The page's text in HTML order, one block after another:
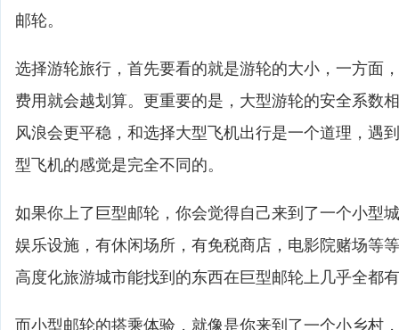
邮轮。
选择游轮旅行，首先要看的就是游轮的大小，一方面
费用就会越划算。更重要的是，大型游轮的安全系数
风浪会更平稳，和选择大型飞机出行是一个道理，遇
型飞机的感觉是完全不同的。
如果你上了巨型邮轮，你会觉得自己来到了一个小型
娱乐设施，有休闲场所，有免税商店，电影院赌场等
高度化旅游城市能找到的东西在巨型邮轮上几乎全都
而小型邮轮的搭乘体验，就像是你来到了一个小乡村